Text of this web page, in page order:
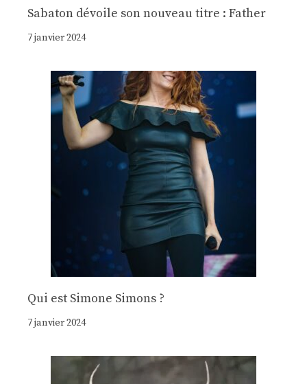
Sabaton dévoile son nouveau titre : Father
7 janvier 2024
Qui est Simone Simons ?
7 janvier 2024